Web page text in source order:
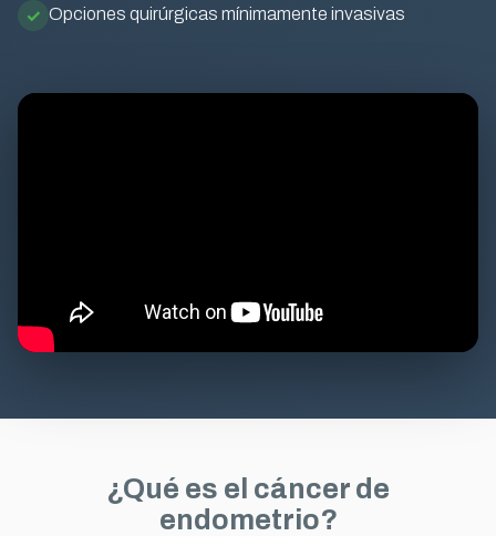
Opciones quirúrgicas mínimamente invasivas
¿Qué es el cáncer de
endometrio?